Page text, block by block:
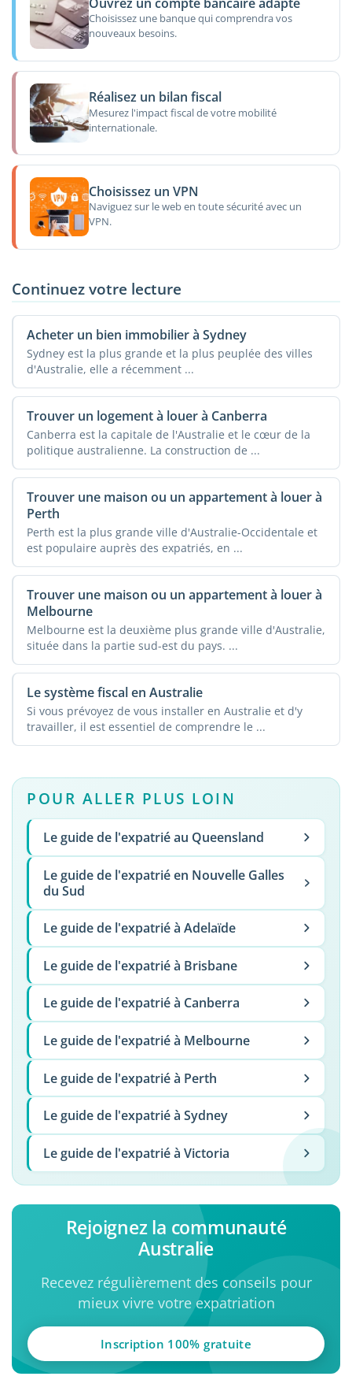
Choisissez une banque qui comprendra vos
nouveaux besoins.
Réalisez un bilan fiscal
Mesurez l'impact fiscal de votre mobilité
internationale.
Choisissez un VPN
Naviguez sur le web en toute sécurité avec un
VPN.
Continuez votre lecture
Acheter un bien immobilier à Sydney
Sydney est la plus grande et la plus peuplée des villes
d'Australie, elle a récemment ...
Trouver un logement à louer à Canberra
Canberra est la capitale de l'Australie et le cœur de la
politique australienne. La construction de ...
Trouver une maison ou un appartement à louer à
Perth
Perth est la plus grande ville d'Australie-Occidentale et
est populaire auprès des expatriés, en ...
Trouver une maison ou un appartement à louer à
Melbourne
Melbourne est la deuxième plus grande ville d'Australie,
située dans la partie sud-est du pays. ...
Le système fiscal en Australie
Si vous prévoyez de vous installer en Australie et d'y
travailler, il est essentiel de comprendre le ...
POUR ALLER PLUS LOIN
Le guide de l'expatrié au Queensland
Le guide de l'expatrié en Nouvelle Galles
du Sud
Le guide de l'expatrié à Adelaïde
Le guide de l'expatrié à Brisbane
Le guide de l'expatrié à Canberra
Le guide de l'expatrié à Melbourne
Le guide de l'expatrié à Perth
Le guide de l'expatrié à Sydney
Le guide de l'expatrié à Victoria
Rejoignez la communauté
Australie
Recevez régulièrement des conseils pour
mieux vivre votre expatriation
Inscription 100% gratuite